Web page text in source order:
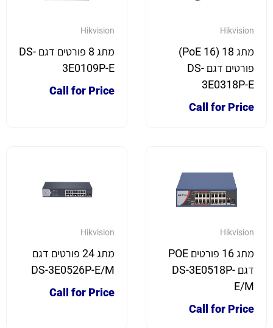
Hikvision
מתג 18 (16 PoE)
פורטים דגם DS-
3E0318P-E
Call for Price
Hikvision
מתג 8 פורטים דגם DS-
3E0109P-E
Call for Price
Hikvision
מתג 16 פורטים POE
דגם DS-3E0518P-
E/M
Call for Price
Hikvision
מתג 24 פורטים דגם
DS-3E0526P-E/M
Call for Price